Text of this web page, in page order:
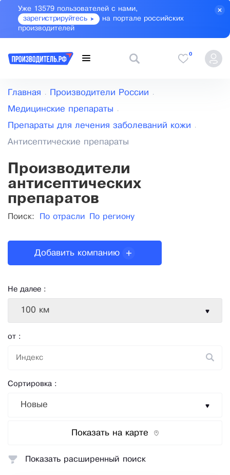
Уже 13579 пользователей с нами,
зарегистрируйтесь
на портале российских
производителей
0
Главная Производители России
Медицинские препараты
Препараты для лечения заболеваний кожи
Антисептические препараты
Производители
антисептических
препаратов
Поиск: По отрасли По региону
Не далее :
100 км
от :
Сортировка :
Новые
Показать на карте
Добавить компанию
Показать расширенный поиск